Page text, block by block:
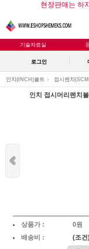
현장판매는 하
기술자료실
로그인
인치(INCH)볼트 접시렌치
인치 접시머리렌치
상품가 :
0원
배송비 :
(조건)